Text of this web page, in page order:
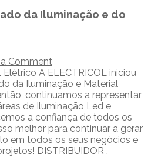
da Iluminação e do
Comment
A ELECTRICOL iniciou
da Iluminação e Material
continuamos a representar
de Iluminação Led e
a confiança de todos os
melhor para continuar a gerar
em todos os seus negócios e
DISTRIBUIDOR .